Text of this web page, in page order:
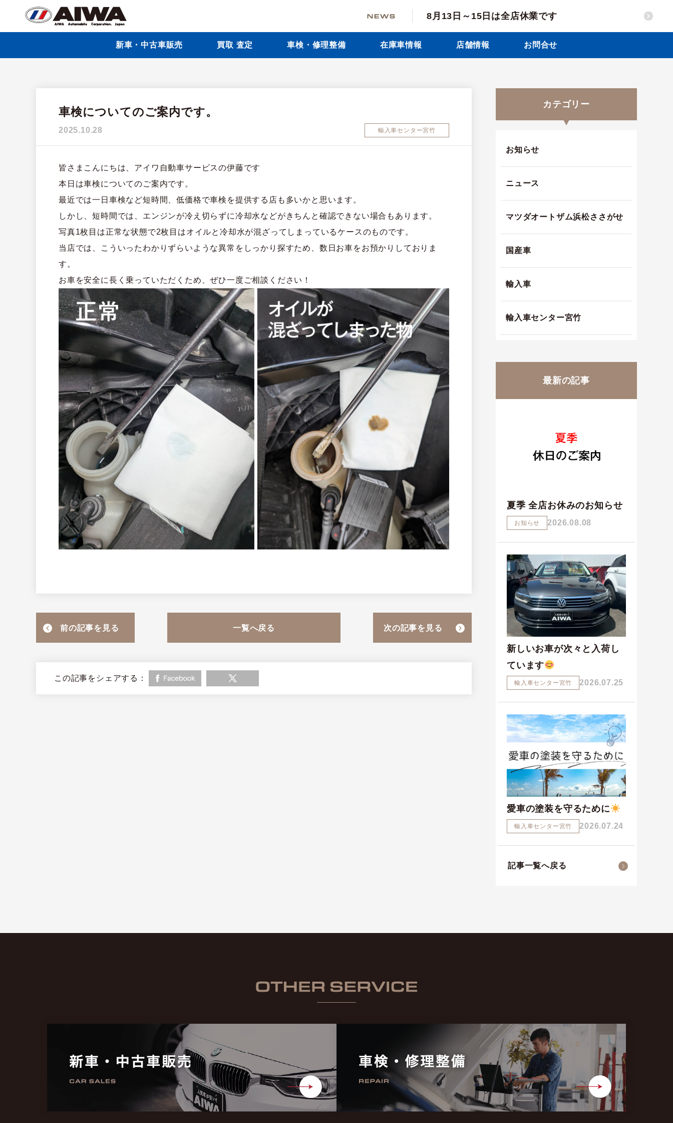
8月13日～15日は全店休業です
新車・中古車販売 買取 査定 車検・修理整備 在庫車情報 店舗情報 お問合せ
車検についてのご案内です。
2025.10.28 輸入車センター宮竹
皆さまこんにちは、アイワ自動車サービスの伊藤です
本日は車検についてのご案内です。
最近では一日車検など短時間、低価格で車検を提供する店も多いかと思います。
しかし、短時間では、エンジンが冷え切らずに冷却水などがきちんと確認できない場合もあります。
写真1枚目は正常な状態で2枚目はオイルと冷却水が混ざってしまっているケースのものです。
当店では、こういったわかりずらいような異常をしっかり探すため、数日お車をお預かりしておりま
す。
お車を安全に長く乗っていただくため、ぜひ一度ご相談ください！
前の記事を見る 一覧へ戻る 次の記事を見る
この記事をシェアする：
カテゴリー
お知らせ
ニュース
マツダオートザム浜松ささがせ
国産車
輸入車
輸入車センター宮竹
最新の記事
夏季 全店お休みのお知らせ
お知らせ 2026.08.08
新しいお車が次々と入荷し
ています
輸入車センター宮竹 2026.07.25
愛車の塗装を守るために
輸入車センター宮竹 2026.07.24
記事一覧へ戻る